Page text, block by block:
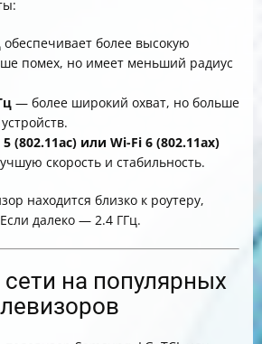
обеспечивает более высокую
помех, но имеет меньший радиус
— более широкий охват, но больше
(802.11ac) или Wi-Fi 6 (802.11ax)
скорость и стабильность.
находится близко к роутеру,
далеко — 2.4 ГГц.
на популярных